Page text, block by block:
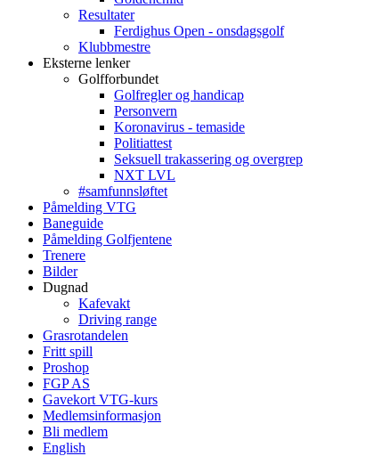
Resultater
Ferdighus Open - onsdagsgolf
Klubbmestre
Eksterne lenker
Golfforbundet
Golfregler og handicap
Personvern
Koronavirus - temaside
Politiattest
Seksuell trakassering og overgrep
NXT LVL
#samfunnsløftet
Påmelding VTG
Baneguide
Påmelding Golfjentene
Trenere
Bilder
Dugnad
Kafevakt
Driving range
Grasrotandelen
Fritt spill
Proshop
FGP AS
Gavekort VTG-kurs
Medlemsinformasjon
Bli medlem
English